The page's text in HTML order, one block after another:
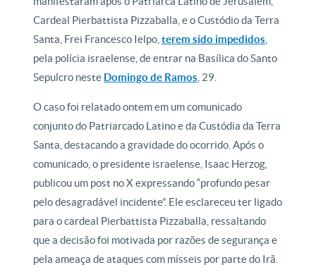
Cardeal Pierbattista Pizzaballa, e o Custódio da Terra
Santa, Frei Francesco Ielpo,terem sido impedidos
pela polícia israelense, de entrar na Basílica do Santo
Sepulcro neste Domingo de Ramos , 29.
O caso foi relatado ontem em um comunicado
conjunto do Patriarcado Latino e da Custódia da Terra
Santa, destacando a gravidade do ocorrido. Após o
comunicado, o presidente israelense, Isaac Herzog,
publicou um post no X expressando “profundo pesar
pelo desagradável incidente”. Ele esclareceu ter ligado
para o cardeal Pierbattista Pizzaballa, ressaltando
que a decisão foi motivada por razões de segurança e
pela ameaça de ataques com mísseis por parte do Irã.